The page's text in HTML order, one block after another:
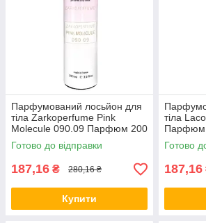
Парфумований лосьйон для
тіла Zarkoperfume Pink
Molecule 090.09 Парфюм 200
мл AIW10
Готово до відправки
187,16 ₴ 280,16 ₴
Купити
тіла
Парфюм
Готово
187,16